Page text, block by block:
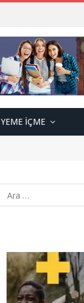
YEME İÇME
Video
oynatıcı